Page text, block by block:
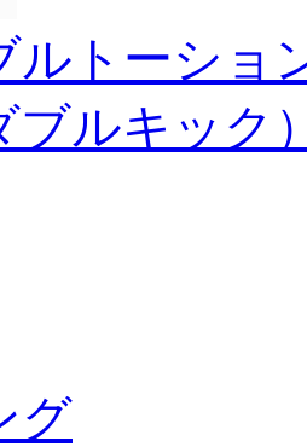
ルトーショ
ブルキック
グ